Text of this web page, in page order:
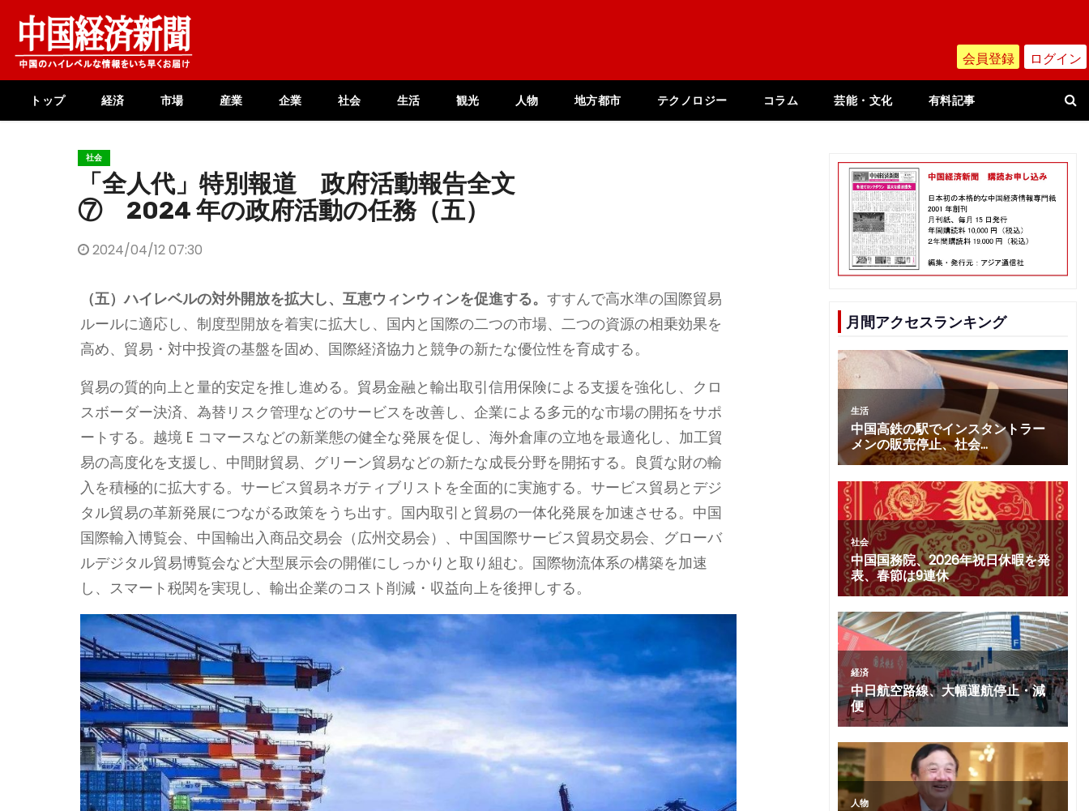
content
会員登録 ログイン
トップ 経済 市場 産業 企業 社会 生活 観光 人物 地方都市 テクノロジー コラム 芸能・文化 有料記事
社会
「全人代」特別報道 政府活動報告全文
⑦ 2024 年の政府活動の任務（五）
2024/04/12 07:30
（五）ハイレベルの対外開放を拡大し、互恵ウィンウィンを促進する。すすんで高水準の国際貿易
ルールに適応し、制度型開放を着実に拡大し、国内と国際の二つの市場、二つの資源の相乗効果を
高め、貿易・対中投資の基盤を固め、国際経済協力と競争の新たな優位性を育成する。
貿易の質的向上と量的安定を推し進める。貿易金融と輸出取引信用保険による支援を強化し、クロ
スボーダー決済、為替リスク管理などのサービスを改善し、企業による多元的な市場の開拓をサポ
ートする。越境 E コマースなどの新業態の健全な発展を促し、海外倉庫の立地を最適化し、加工貿
易の高度化を支援し、中間財貿易、グリーン貿易などの新たな成長分野を開拓する。良質な財の輸
入を積極的に拡大する。サービス貿易ネガティブリストを全面的に実施する。サービス貿易とデジ
タル貿易の革新発展につながる政策をうち出す。国内取引と貿易の一体化発展を加速させる。中国
国際輸入博覧会、中国輸出入商品交易会（広州交易会）、中国国際サービス貿易交易会、グローバ
ルデジタル貿易博覧会など大型展示会の開催にしっかりと取り組む。国際物流体系の構築を加速
し、スマート税関を実現し、輸出企業のコスト削減・収益向上を後押しする。
月間アクセスランキング